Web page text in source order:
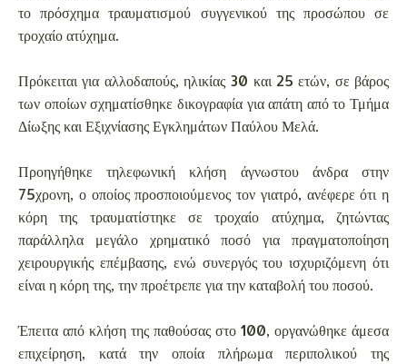
το πρόσχημα τραυματισμού συγγενικού της προσώπου σε
τροχαίο ατύχημα.
Πρόκειται για αλλοδαπούς, ηλικίας 30 και 25 ετών, σε βάρος
των οποίων σχηματίσθηκε δικογραφία για απάτη από το Τμήμα
Δίωξης και Εξιχνίασης Εγκλημάτων Παύλου Μελά.
Προηγήθηκε τηλεφωνική κλήση άγνωστου άνδρα στην
75χρονη, ο οποίος προσποιούμενος τον γιατρό, ανέφερε ότι η
κόρη της τραυματίστηκε σε τροχαίο ατύχημα, ζητώντας
παράλληλα μεγάλο χρηματικό ποσό για πραγματοποίηση
χειρουργικής επέμβασης, ενώ συνεργός του ισχυριζόμενη ότι
είναι η κόρη της, την προέτρεπε για την καταβολή του ποσού.
Έπειτα από κλήση της παθούσας στο 100, οργανώθηκε άμεσα
επιχείρηση, κατά την οποία πλήρωμα περιπολικού της